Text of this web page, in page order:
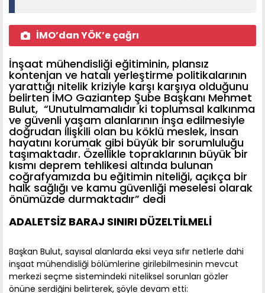
İMO’dan YÖK’e çağrı
İnşaat mühendisliği eğitiminin, plansız
kontenjan ve hatalı yerleştirme politikalarının
yarattığı nitelik kriziyle karşı karşıya olduğunu
belirten İMO Gaziantep Şube Başkanı Mehmet
Bulut, “Unutulmamalıdır ki toplumsal kalkınma
ve güvenli yaşam alanlarının inşa edilmesiyle
doğrudan ilişkili olan bu köklü meslek, insan
hayatını korumak gibi büyük bir sorumluluğu
taşımaktadır. Özellikle topraklarının büyük bir
kısmı deprem tehlikesi altında bulunan
coğrafyamızda bu eğitimin niteliği, açıkça bir
halk sağlığı ve kamu güvenliği meselesi olarak
önümüzde durmaktadır” dedi
ADALETSİZ BARAJ SINIRI DÜZELTİLMELİ
Başkan Bulut, sayısal alanlarda eksi veya sıfır netlerle dahi
inşaat mühendisliği bölümlerine girilebilmesinin mevcut
merkezi seçme sistemindeki niteliksel sorunları gözler
önüne serdiğini belirterek, şöyle devam etti: